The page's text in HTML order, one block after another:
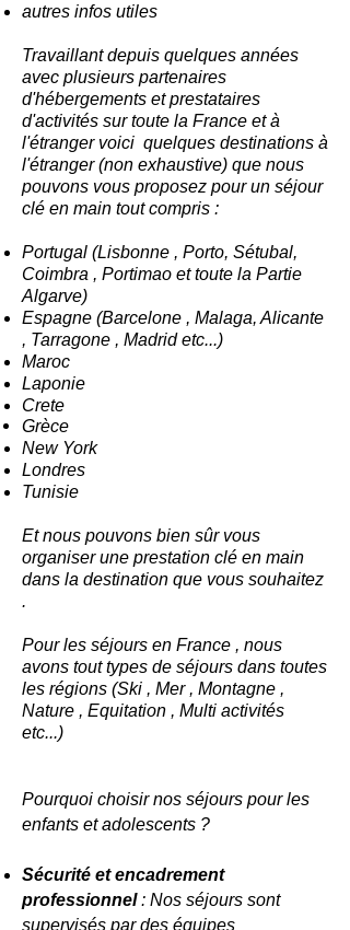
autres infos utiles
Travaillant depuis quelques années
avec plusieurs partenaires
d'hébergements et prestataires
d'activités sur toute la France et à
l'étranger voici quelques destinations à
l'étranger (non exhaustive) que nous
pouvons vous proposez pour un séjour
clé en main tout compris :
Portugal (Lisbonne , Porto, Sétubal,
Coimbra , Portimao et toute la Partie
Algarve)
Espagne (Barcelone , Malaga, Alicante
, Tarragone , Madrid etc...)
Maroc
Laponie
Crete
Grèce
New York
Londres
Tunisie
Et nous pouvons bien sûr vous
organiser une prestation clé en main
dans la destination que vous souhaitez
.
Pour les séjours en France , nous
avons tout types de séjours dans toutes
les régions (Ski , Mer , Montagne ,
Nature , Equitation , Multi activités
etc...)
Pourquoi choisir nos séjours pour les
enfants et adolescents ?
Sécurité et encadrement
professionnel: Nos séjours sont
supervisés par des équipes